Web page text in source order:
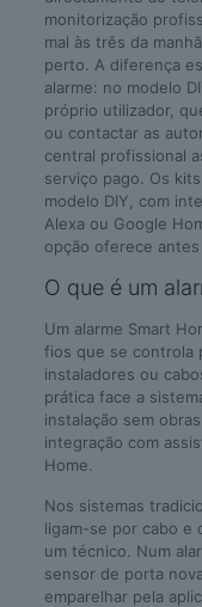
monitorização
mal às três da
perto. A diferença
alarme: no modelo
próprio utilizador,
ou contactar as
central profissional
serviço pago. Os
modelo DIY, com
Alexa ou Google
opção oferece antes
O que é um
Um alarme Smart
fios que se controla
instaladores ou
prática face a
instalação sem
integração com
Home.
Nos sistemas
ligam-se por cabo e
um técnico. Num
sensor de porta
emparelhar pela